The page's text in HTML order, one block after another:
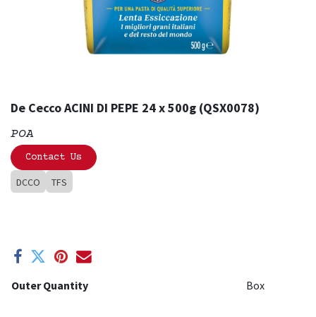
De Cecco ACINI DI PEPE 24 x 500g (QSX0078)
POA
Contact Us
DCCO TFS
Outer Quantity Box